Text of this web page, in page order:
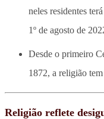
neles residentes
1º de agosto de
Desde o primeiro
1872, a religião
Religião reflete